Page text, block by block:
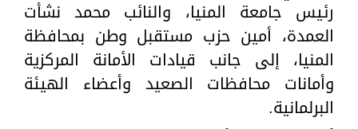
رئيس جامعة المنيا، والنائب محمد نشأت
العمدة، أمين حزب مستقبل وطن بمحافظة
المنيا، إلى جانب قيادات الأمانة المركزية
وأمانات محافظات الصعيد وأعضاء الهيئة
البرلمانية.